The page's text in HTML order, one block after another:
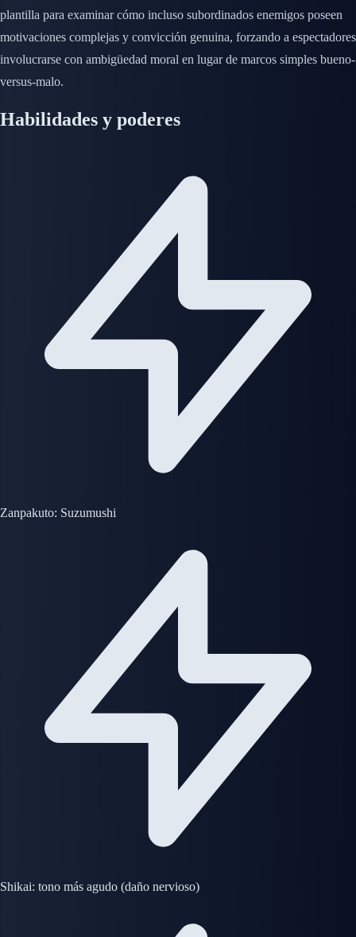
plantilla para examinar cómo incluso subordinados enemigos poseen
motivaciones complejas y convicción genuina, forzando a espectadores
involucrarse con ambigüedad moral en lugar de marcos simples bueno-
versus-malo.
Habilidades y poderes
Zanpakuto: Suzumushi
Shikai: tono más agudo (daño nervioso)